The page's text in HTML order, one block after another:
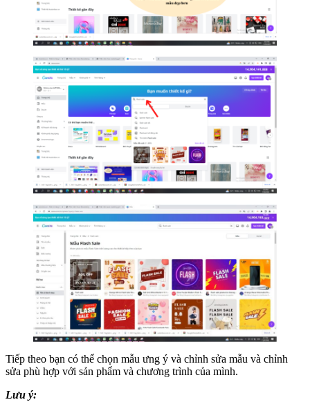
Tiếp theo bạn có thể chọn mẫu ưng ý và chỉnh sửa mẫu và chỉnh
sửa phù hợp với sản phẩm và chương trình của mình.
Lưu ý: